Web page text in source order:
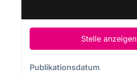
Stelle anzeigen
Publikationsdatum